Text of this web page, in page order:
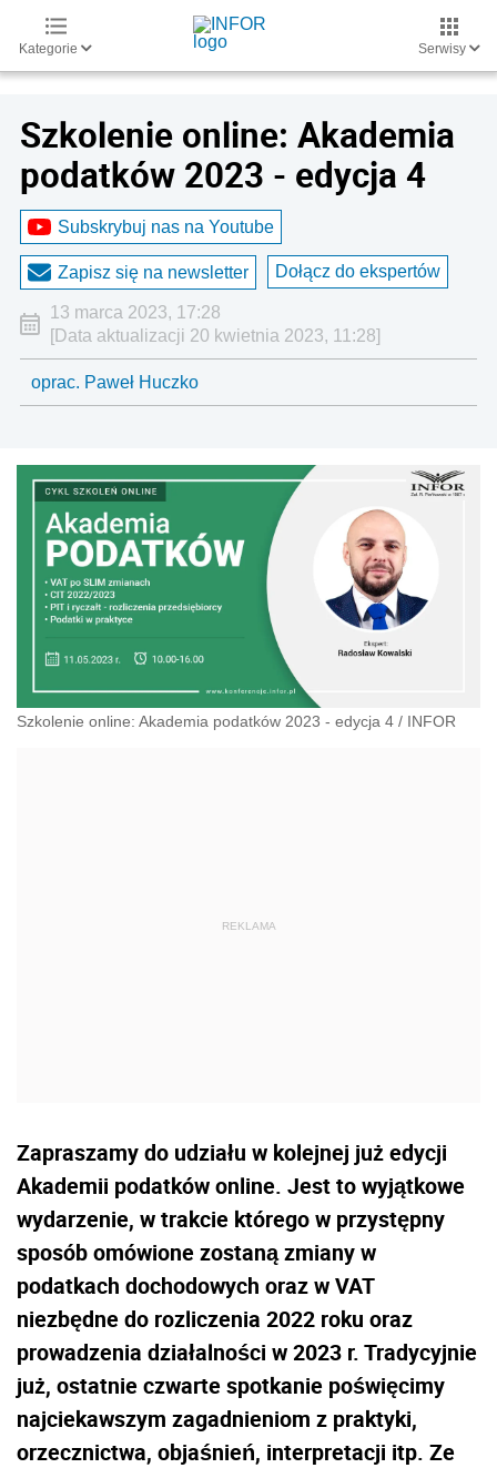
Kategorie Serwisy
Szkolenie online: Akademia
podatków 2023 - edycja 4
Subskrybuj nas na Youtube
Zapisz się na newsletter Dołącz do ekspertów
13 marca 2023, 17:28
[Data aktualizacji 20 kwietnia 2023, 11:28]
oprac. Paweł Huczko
Szkolenie online: Akademia podatków 2023 - edycja 4 / INFOR
Zapraszamy do udziału w kolejnej już edycji
Akademii podatków online. Jest to wyjątkowe
wydarzenie, w trakcie którego w przystępny
sposób omówione zostaną zmiany w
podatkach dochodowych oraz w VAT
niezbędne do rozliczenia 2022 roku oraz
prowadzenia działalności w 2023 r. Tradycyjnie
już, ostatnie czwarte spotkanie poświęcimy
najciekawszym zagadnieniom z praktyki,
orzecznictwa, objaśnień, interpretacji itp. Ze